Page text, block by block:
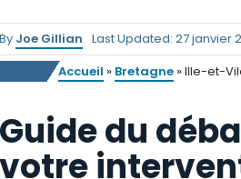
By Joe Gillian Last Updated: 27 janvier
Accueil » Bretagne »Ille-et-
Guide du
votre